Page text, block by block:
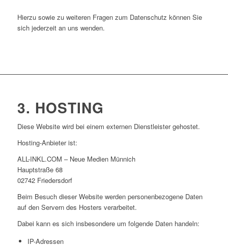
Hierzu sowie zu weiteren Fragen zum Datenschutz können Sie
sich jederzeit an uns wenden.
3. HOSTING
Diese Website wird bei einem externen Dienstleister gehostet.
Hosting-Anbieter ist:
ALL-INKL.COM – Neue Medien Münnich
Hauptstraße 68
02742 Friedersdorf
Beim Besuch dieser Website werden personenbezogene Daten
auf den Servern des Hosters verarbeitet.
Dabei kann es sich insbesondere um folgende Daten handeln:
IP-Adressen